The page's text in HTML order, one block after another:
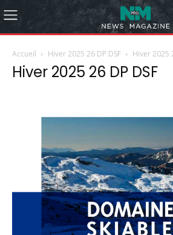
Accueil Hiver 2025 26 DP DSF Hiver 2025
Hiver 2025 26 DP DSF